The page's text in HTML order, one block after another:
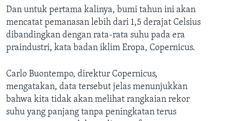
Dan untuk pertama kalinya, bumi tahun ini akan
mencatat pemanasan lebih dari 1,5 derajat Celsius
dibandingkan dengan rata-rata suhu pada era
praindustri, kata badan iklim Eropa, Copernicus.
Carlo Buontempo, direktur Copernicus,
mengatakan, data tersebut jelas menunjukkan
bahwa kita tidak akan melihat rangkaian rekor
suhu yang panjang tanpa peningkatan terus